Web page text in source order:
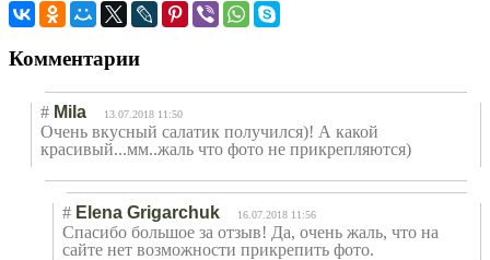
Комментарии
# Mila 13.07.2018 11:50
Очень вкусный салатик получился)! А какой
красивый...мм..жаль что фото не прикрепляются)
# Elena Grigarchuk 16.07.2018 11:56
Спасибо большое за отзыв! Да, очень жаль, что на
сайте нет возможности прикрепить фото.